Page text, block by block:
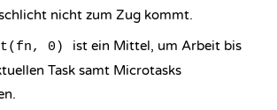
nicht zum Zug kommt.
0)
ist ein Mittel, um Arbeit bis
Task samt Microtasks